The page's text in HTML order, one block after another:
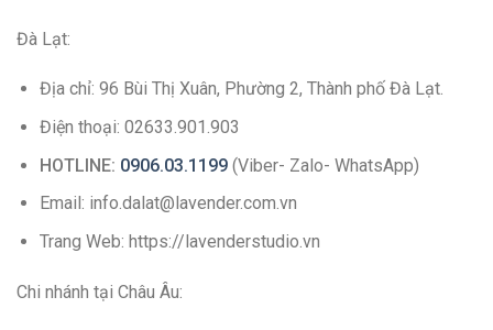
Đà Lạt:
Địa chỉ: 96 Bùi Thị Xuân, Phường 2, Thành phố Đà Lạt.
Điện thoại: 02633.901.903
HOTLINE: 0906.03.1199(Viber- Zalo- WhatsApp)
Email: info.dalat@lavender.com.vn
Trang Web: https://lavenderstudio.vn
Chi nhánh tại Châu Âu: